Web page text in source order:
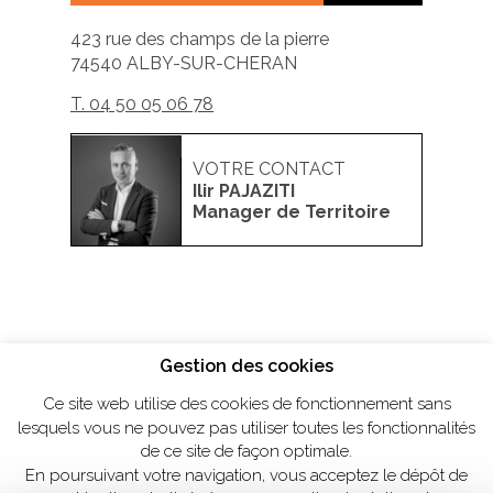
423 rue des champs de la pierre
74540 ALBY-SUR-CHERAN
T. 04 50 05 06 78
VOTRE CONTACT
Ilir PAJAZITI
Manager de Territoire
Gestion des cookies
Ce site web utilise des cookies de fonctionnement sans
lesquels vous ne pouvez pas utiliser toutes les fonctionnalités
de ce site de façon optimale.
En poursuivant votre navigation, vous acceptez le dépôt de